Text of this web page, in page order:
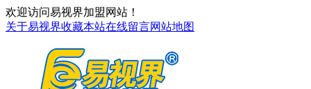
欢迎访问易视界加盟网站！
关于易视界收藏本站在线留言网站地图